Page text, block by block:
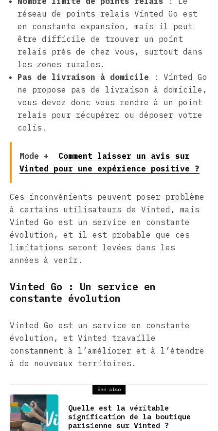
réseau de points relais Vinted Go est
en constante expansion, mais il peut
être difficile de trouver un point
relais près de chez vous, surtout dans
les zones rurales.
Pas de livraison à domicile : Vinted Go
ne propose pas de livraison à domicile,
vous devez donc vous rendre à un point
relais pour récupérer ou déposer votre
colis.
Mode +
Comment laisser un avis sur
Vinted pour une expérience positive ?
Ces inconvénients peuvent poser problème
à certains utilisateurs de Vinted, mais
Vinted Go est un service en constante
évolution, et il est probable que ces
limitations seront levées dans les
années à venir.
Vinted Go : Un service en
constante évolution
Vinted Go est un service en constante
évolution, et Vinted travaille
constamment à l’améliorer et à l’étendre
à de nouveaux territoires.
See also
Quelle est la véritable
signification de la boutique
parisienne sur Vinted ?